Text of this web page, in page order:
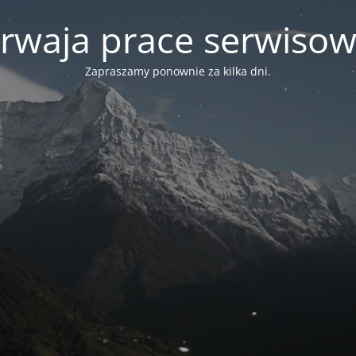
prace
Zapraszamy ponownie za kilka dni.